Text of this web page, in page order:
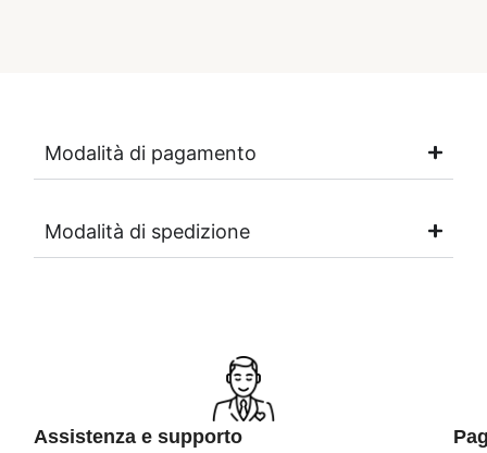
Modalità di pagamento
Modalità di spedizione
Assistenza e supporto